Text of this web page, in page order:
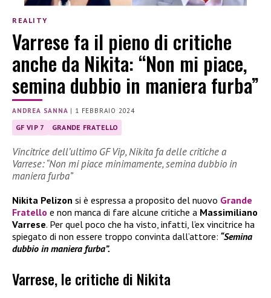
REALITY
Varrese fa il pieno di critiche
anche da Nikita: “Non mi piace,
semina dubbio in maniera furba”
ANDREA SANNA | 1 FEBBRAIO 2024
GF VIP 7 GRANDE FRATELLO
Vincitrice dell’ultimo GF Vip, Nikita fa delle critiche a
Varrese: “Non mi piace minimamente, semina dubbio in
maniera furba”
Nikita Pelizon si è espressa a proposito del nuovo Grande
Fratello e non manca di fare alcune critiche a Massimiliano
Varrese. Per quel poco che ha visto, infatti, l’ex vincitrice ha
spiegato di non essere troppo convinta dall’attore: “Semina
dubbio in maniera furba”.
Varrese, le critiche di Nikita